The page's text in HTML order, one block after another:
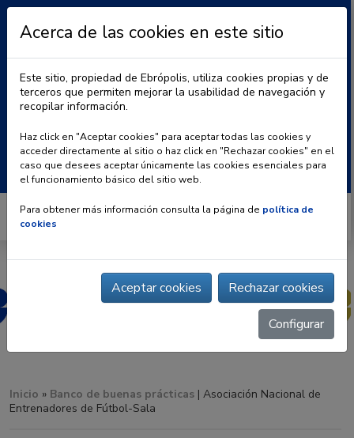
BLOG | CONTACTO
Buscar:
Inicio » Banco de buenas prácticas | Asociación Nacional de
Entrenadores de Fútbol-Sala
Acerca de las cookies en este sitio
Este sitio, propiedad de Ebrópolis, utiliza cookies propias y de
terceros que permiten mejorar la usabilidad de navegación y
recopilar información.
Haz click en "Aceptar cookies" para aceptar todas las cookies y
acceder directamente al sitio o haz click en "Rechazar cookies" en el
caso que desees aceptar únicamente las cookies esenciales para
el funcionamiento básico del sitio web.
Para obtener más información consulta la página de política de
cookies
Aceptar cookies Rechazar cookies
Configurar